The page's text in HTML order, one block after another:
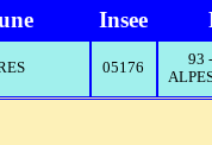
Insee
05176
93